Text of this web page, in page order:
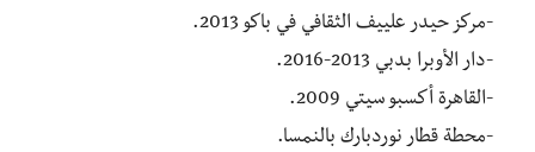
-مركز حيدر علييف الثقافي في باكو 2013.
-دار الأوبرا بدبي 2013-2016.
-القاهرة أكسبو سيتي 2009.
-محطة قطار نوردبارك بالنمسا.